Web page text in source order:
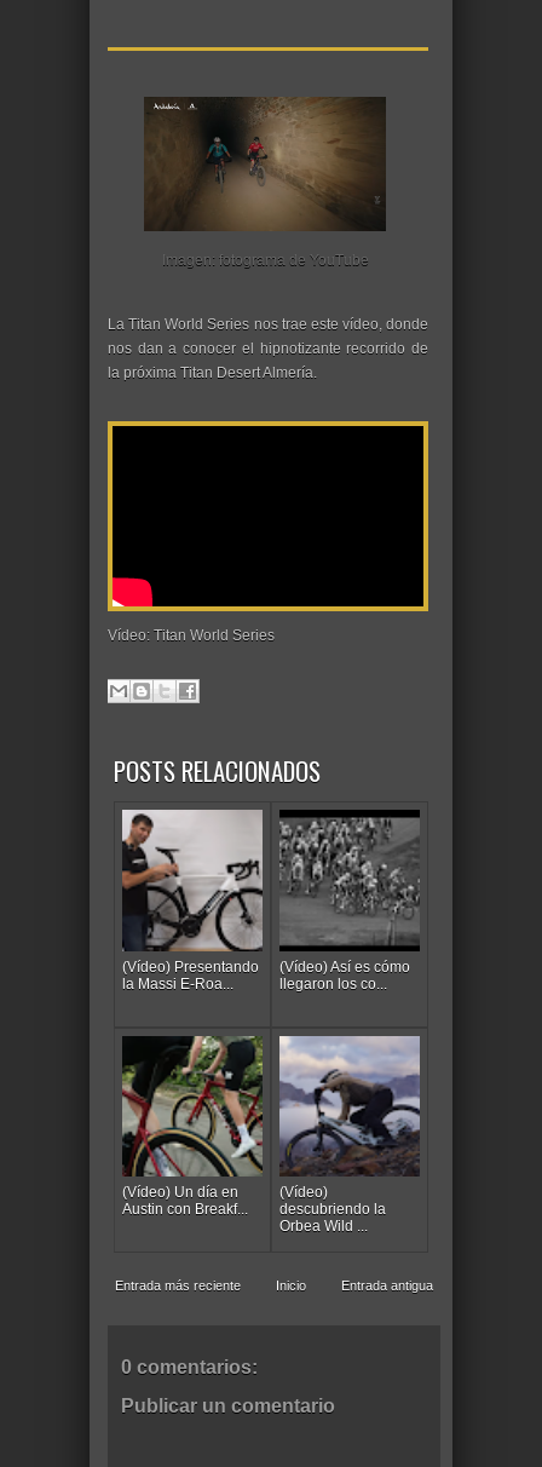
Imagen: fotograma de YouTube
La Titan World Series nos trae este vídeo, donde
nos dan a conocer el hipnotizante recorrido de
la próxima Titan Desert Almería.
Vídeo: Titan World Series
POSTS RELACIONADOS
(Vídeo) Presentando
la Massi E-Roa...
(Vídeo) Así es cómo
llegaron los co...
(Vídeo) Un día en
Austin con Breakf...
(Vídeo)
descubriendo la
Orbea Wild ...
Entrada más reciente Entrada antigua
Inicio
0 comentarios:
Publicar un comentario